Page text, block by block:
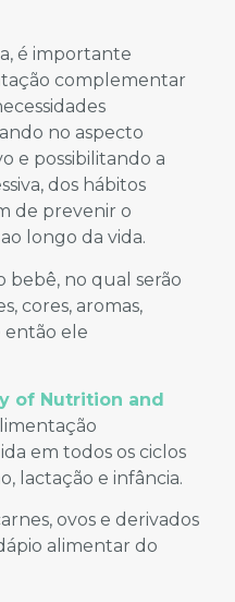
é importante
complementar
no aspecto
e possibilitando a
dos hábitos
de prevenir o
longo da vida.
bebê, no qual serão
cores, aromas,
então ele
of Nutrition and
em todos os ciclos
lactação e infância.
ovos e derivados
alimentar do